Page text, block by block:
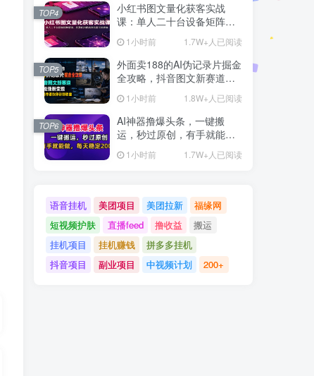
小红书图文量化获客实战
课：单人二十台设备矩阵搭
建，标准化流程高效批量引
流获客
1小时前 1.7W+人已阅读
TOP4
外面卖188的AI伪记录片掘金
全攻略，抖音图文新赛道，
轻松涨粉变现，拿创作者伙
伴计划收益【文档】
1小时前 1.8W+人已阅读
TOP5
AI神器撸爆头条，一键搬
运，秒过原创，有手就能
做，每天稳定200+【揭秘】
1小时前 1.7W+人已阅读
TOP6
语音挂机 美团项目 美团拉新
福缘网
短视频护肤
直播feed 撸收益
搬运
挂机项目
挂机赚钱
拼多多挂机
抖音项目
副业项目 中视频计划 200+